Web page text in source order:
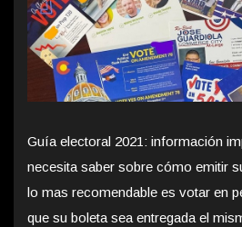
Guía electoral 2021: información
necesita saber sobre cómo emitir
lo mas recomendable es votar en
que su boleta sea entregada el